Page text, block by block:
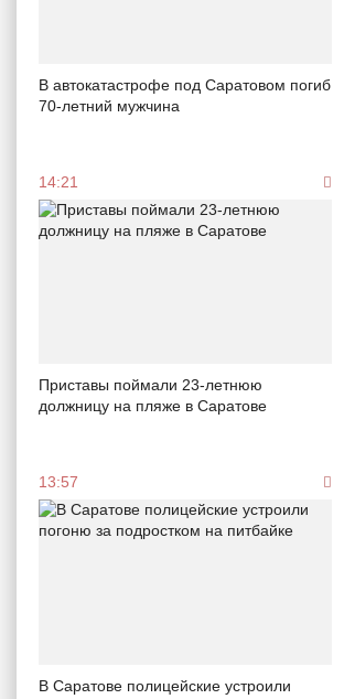
В автокатастрофе под Саратовом погиб
70-летний мужчина
14:21
Приставы поймали 23-летнюю
должницу на пляже в Саратове
13:57
В Саратове полицейские устроили